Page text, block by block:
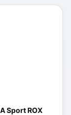
Sport ROX